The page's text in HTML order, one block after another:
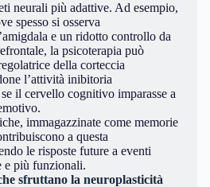
neurali più adattive. Ad esempio,
spesso si osserva
e un ridotto controllo da
la psicoterapia può
della corteccia
l’attività inibitoria
il cervello cognitivo imparasse a
immagazzinate come memorie
a questa
le risposte future a eventi
e più funzionali.
sfruttano la neuroplasticità